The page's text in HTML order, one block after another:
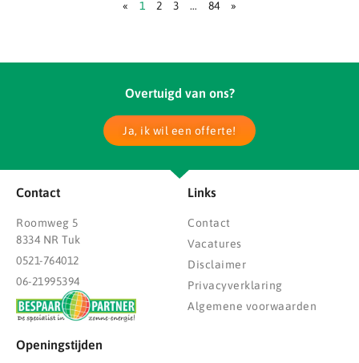
« 1 2 3 … 84 »
Overtuigd van ons?
Ja, ik wil een offerte!
Contact
Roomweg 5
8334 NR Tuk
0521-764012
06-21995394
Links
Contact
Vacatures
Disclaimer
Privacyverklaring
Algemene voorwaarden
Openingstijden